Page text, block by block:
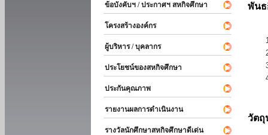
ข้อบังคับฯ / ประกาศฯ สหกิจศึกษา
โครงสร้างองค์กร
ผู้บริหาร / บุคลากร
ประโยชน์ของสหกิจศึกษา
ประกันคุณภาพ
รายงานผลการดำเนินงาน
รางวัลนักศึกษาสหกิจศึกษาดีเด่น
พัน
วัตถุ